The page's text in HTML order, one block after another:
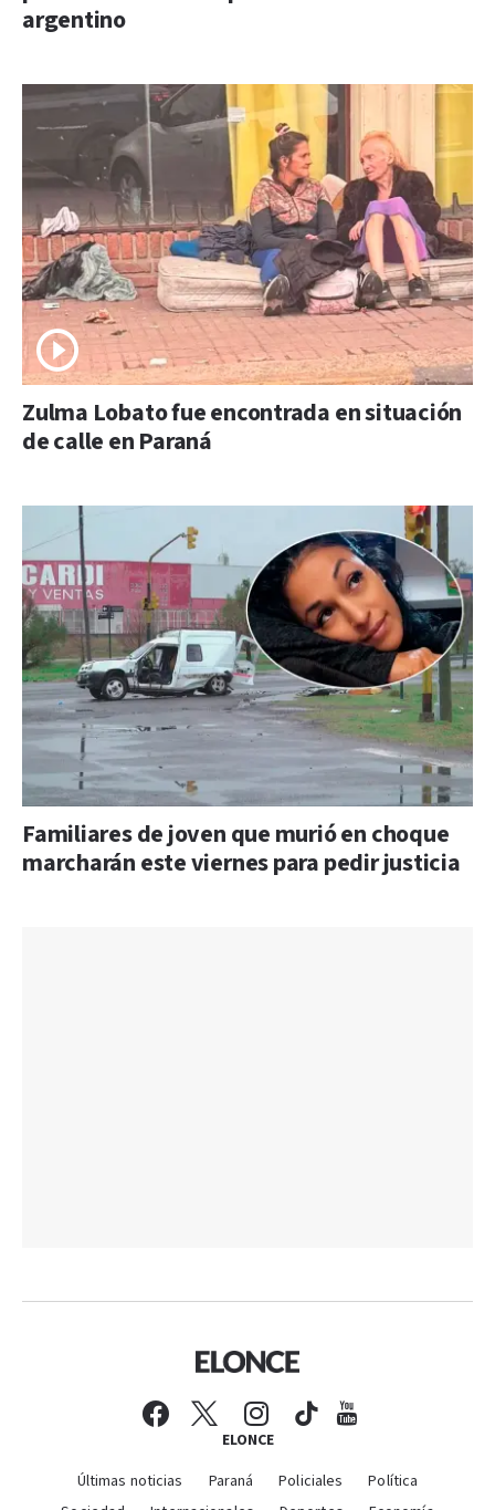
argentino
Zulma Lobato fue encontrada en situación
de calle en Paraná
Familiares de joven que murió en choque
marcharán este viernes para pedir justicia
ELONCE
Últimas noticias Paraná Policiales
Política